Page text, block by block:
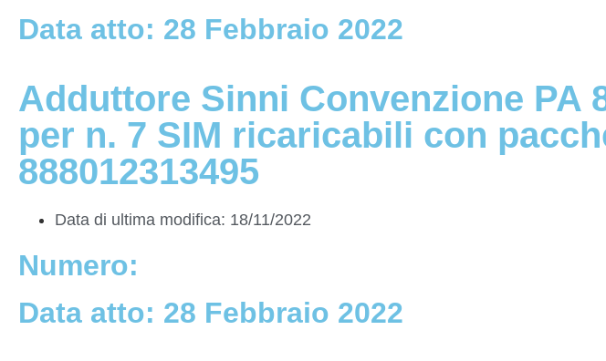
Data atto: 28 Febbraio 2022
Adduttore Sinni Convenzione PA
per n. 7 SIM ricaricabili con
888012313495
Data di ultima modifica: 18/11/2022
Numero:
Data atto: 28 Febbraio 2022